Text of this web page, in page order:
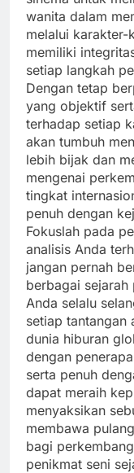
wanita dalam
melalui karakter-
memiliki
setiap langkah
Dengan tetap
yang objektif
terhadap setiap
akan tumbuh
lebih bijak dan
mengenai
tingkat
penuh dengan
Fokuslah pada
analisis Anda
jangan pernah
berbagai
Anda selalu
setiap tantangan
dunia hiburan
dengan
serta penuh
dapat meraih
menyaksikan
membawa
bagi
penikmat seni